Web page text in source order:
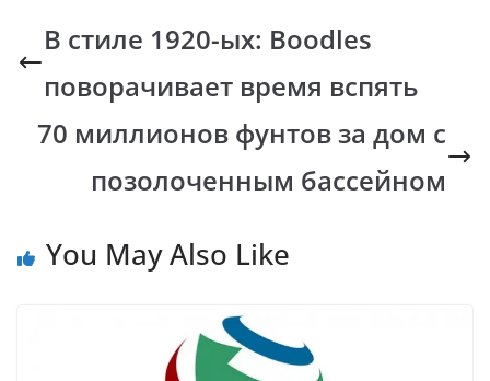
b
o
o
k
s
A
p
p
y
Li
n
k
gr
a
m
В стиле 1920-ых: Boodles
поворачивает время вспять
70 миллионов фунтов за дом с
позолоченным бассейном
You May Also Like